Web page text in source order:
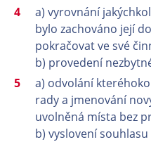
a) vyrovnání
bylo zachováno její
pokračovat ve své
b) provedení
a) odvolání
rady a jmenování
uvolněná místa bez
b) vyslovení